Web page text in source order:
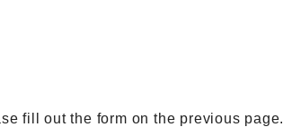
fill out the form on the previous page.